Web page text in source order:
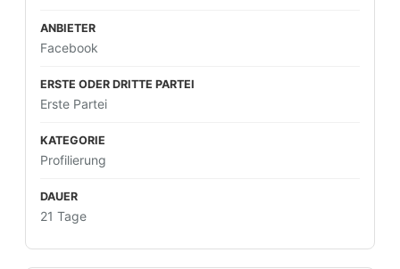
Facebook
Erste Partei
Profilierung
21 Tage